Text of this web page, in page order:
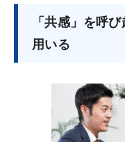
「共感」を呼
用いる